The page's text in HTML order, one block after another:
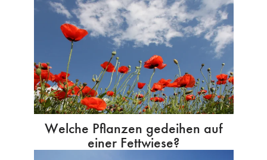
Welche Pflanzen gedeihen auf
einer Fettwiese?